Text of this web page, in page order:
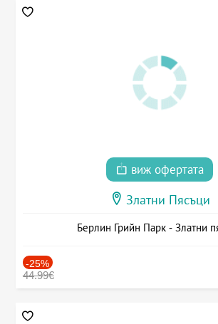
виж офертата
Златни Пясъци
Берлин Грийн Парк - Златни
-25%
44.99€